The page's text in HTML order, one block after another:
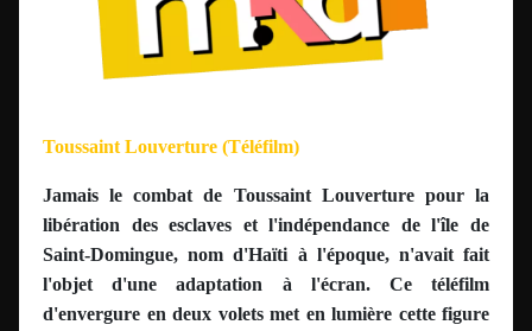
Toussaint Louverture (Téléfilm)
Jamais le combat de Toussaint Louverture pour la
libération des esclaves et l'indépendance de l'île de
Saint-Domingue, nom d'Haïti à l'époque, n'avait fait
l'objet d'une adaptation à l'écran. Ce téléfilm
d'envergure en deux volets met en lumière cette figure